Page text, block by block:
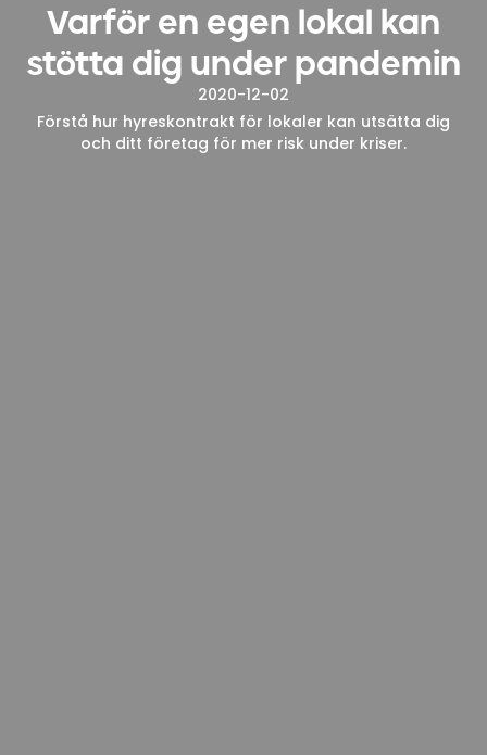
Varför en egen lokal kan
stötta dig under pandemin
2020-12-02
Förstå hur hyreskontrakt för lokaler kan utsätta dig
och ditt företag för mer risk under kriser.